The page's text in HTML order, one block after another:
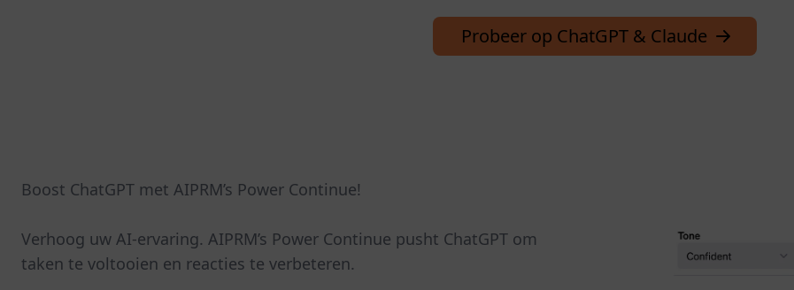
Probeer op ChatGPT & Claude
Boost ChatGPT met AIPRM’s Power Continue!
Verhoog uw AI-ervaring. AIPRM’s Power Continue pusht ChatGPT om
taken te voltooien en reacties te verbeteren.